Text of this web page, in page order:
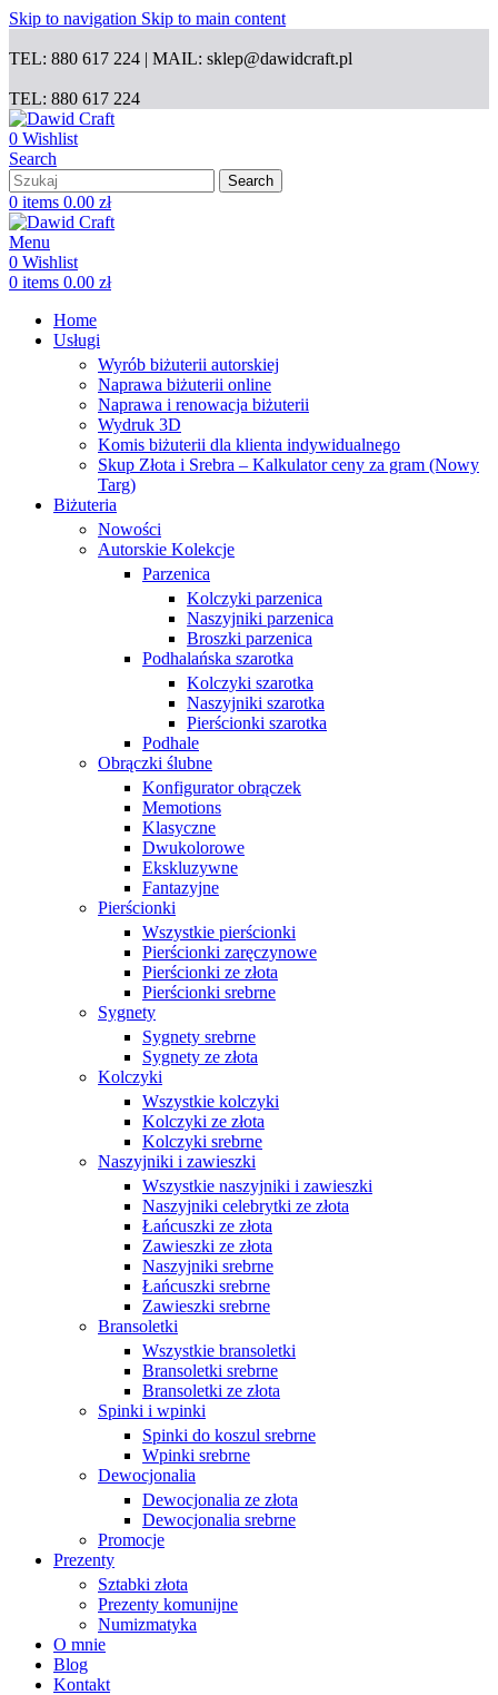
Skip to navigation Skip to main content
TEL: 880 617 224 | MAIL: sklep@dawidcraft.pl
TEL: 880 617 224
0 Wishlist
Search
Search
0 items 0.00 zł
Menu
0 Wishlist
0 items 0.00 zł
Home
Usługi
Wyrób biżuterii autorskiej
Naprawa biżuterii online
Naprawa i renowacja biżuterii
Wydruk 3D
Komis biżuterii dla klienta indywidualnego
Skup Złota i Srebra – Kalkulator ceny za gram (Nowy
Targ)
Biżuteria
Nowości
Autorskie Kolekcje
Parzenica
Kolczyki parzenica
Naszyjniki parzenica
Broszki parzenica
Podhalańska szarotka
Kolczyki szarotka
Naszyjniki szarotka
Pierścionki szarotka
Podhale
Obrączki ślubne
Konfigurator obrączek
Memotions
Klasyczne
Dwukolorowe
Ekskluzywne
Fantazyjne
Pierścionki
Wszystkie pierścionki
Pierścionki zaręczynowe
Pierścionki ze złota
Pierścionki srebrne
Sygnety
Sygnety srebrne
Sygnety ze złota
Kolczyki
Wszystkie kolczyki
Kolczyki ze złota
Kolczyki srebrne
Naszyjniki i zawieszki
Wszystkie naszyjniki i zawieszki
Naszyjniki celebrytki ze złota
Łańcuszki ze złota
Zawieszki ze złota
Naszyjniki srebrne
Łańcuszki srebrne
Zawieszki srebrne
Bransoletki
Wszystkie bransoletki
Bransoletki srebrne
Bransoletki ze złota
Spinki i wpinki
Spinki do koszul srebrne
Wpinki srebrne
Dewocjonalia
Dewocjonalia ze złota
Dewocjonalia srebrne
Promocje
Prezenty
Sztabki złota
Prezenty komunijne
Numizmatyka
O mnie
Blog
Kontakt